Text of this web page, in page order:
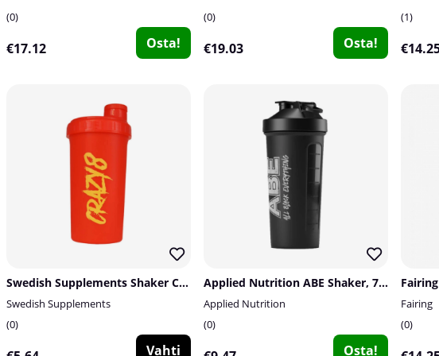
0
€17.12 Osta!
0
€19.03 Osta!
1
Swedish Supplements Shaker Crazy 8, 700 ml
Swedish Supplements
0
Vahti
Applied Nutrition ABE Shaker, 750 ml
Applied Nutrition
0
Osta!
Fairing
0